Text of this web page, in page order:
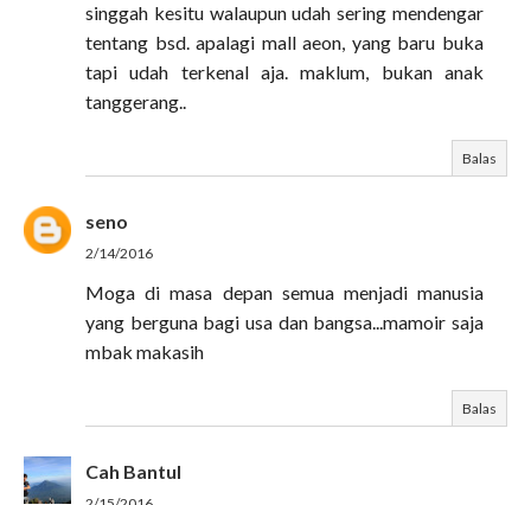
singgah kesitu walaupun udah sering mendengar
tentang bsd. apalagi mall aeon, yang baru buka
tapi udah terkenal aja. maklum, bukan anak
tanggerang..
Balas
seno
2/14/2016
Moga di masa depan semua menjadi manusia
yang berguna bagi usa dan bangsa...mamoir saja
mbak makasih
Balas
Cah Bantul